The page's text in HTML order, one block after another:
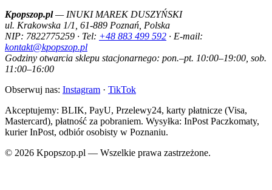
Kpopszop.pl— INUKI MAREK DUSZYŃSKI
ul. Krakowska 1/1, 61-889 Poznań, Polska
NIP: 7822775259 · Tel: +48 883 499 592 · E-mail:
kontakt@kpopszop.pl
Godziny otwarcia sklepu stacjonarnego: pon.–pt. 10:00–19:00, sob.
11:00–16:00
Obserwuj nas: Instagram · TikTok
Akceptujemy: BLIK, PayU, Przelewy24, karty płatnicze (Visa,
Mastercard), płatność za pobraniem. Wysyłka: InPost Paczkomaty,
kurier InPost, odbiór osobisty w Poznaniu.
© 2026 Kpopszop.pl — Wszelkie prawa zastrzeżone.